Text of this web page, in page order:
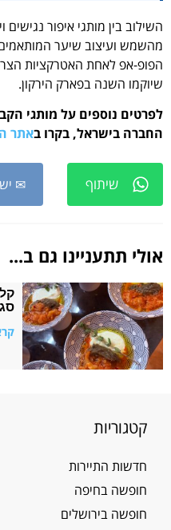
השילוב בין מותגי איפור
מהשמש ועיצוב שיער
הפופ-אפ לאחת האטרקציות
שיוקמו השנה בפארק הירקון.
לפרטים נוספים על מותגי
החברה בישראל, בקרו באתר
שיתוף ✉
אולי תתעניינו גם ב...
קטגוריות
חדשות התיירות
חופשה בחיפה
חופשה בירושלים